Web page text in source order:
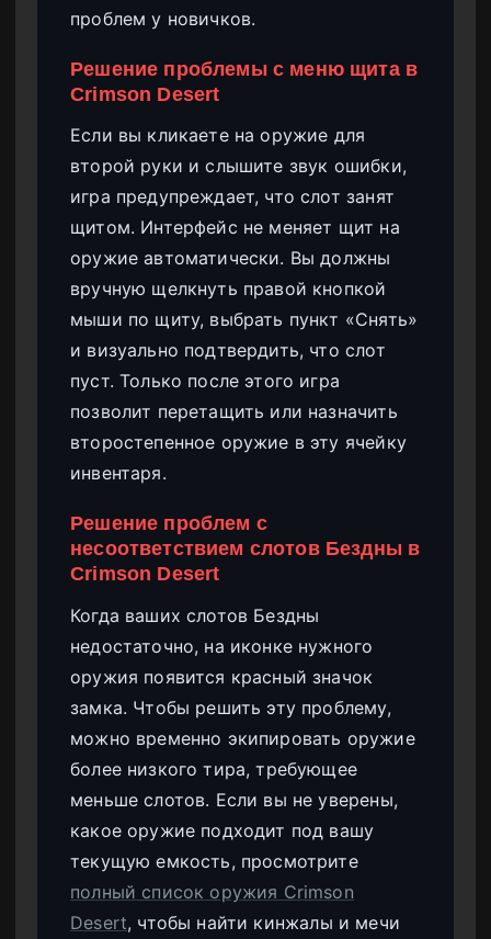
проблем у новичков.
Решение проблемы с меню щита в
Crimson Desert
Если вы кликаете на оружие для
второй руки и слышите звук ошибки,
игра предупреждает, что слот занят
щитом. Интерфейс не меняет щит на
оружие автоматически. Вы должны
вручную щелкнуть правой кнопкой
мыши по щиту, выбрать пункт «Снять»
и визуально подтвердить, что слот
пуст. Только после этого игра
позволит перетащить или назначить
второстепенное оружие в эту ячейку
инвентаря.
Решение проблем с
несоответствием слотов Бездны в
Crimson Desert
Когда ваших слотов Бездны
недостаточно, на иконке нужного
оружия появится красный значок
замка. Чтобы решить эту проблему,
можно временно экипировать оружие
более низкого тира, требующее
меньше слотов. Если вы не уверены,
какое оружие подходит под вашу
текущую емкость, просмотрите
полный список оружия Crimson
Desert, чтобы найти кинжалы и мечи